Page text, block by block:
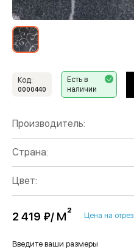
Код:
0000440
Есть в
наличии
Производитель:
Страна:
Цвет:
2 419 ₽/ м² Цена на отрез
Введите ваши размеры